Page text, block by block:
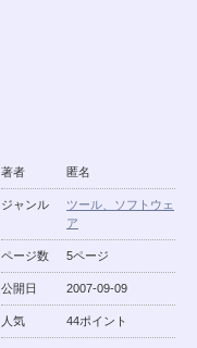
著者 匿名
ジャンル
ツール、ソフトウェ
ア
ページ数 5ページ
公開日 2007-09-09
人気 44ポイント